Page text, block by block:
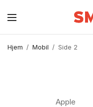
Hjem / Mobil / Side 2
Apple